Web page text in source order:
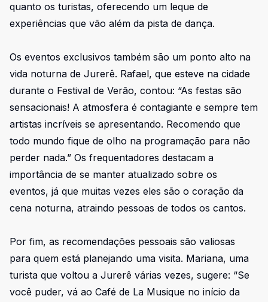
quanto os turistas, oferecendo um leque de
experiências que vão além da pista de dança.
Os eventos exclusivos também são um ponto alto na
vida noturna de Jurerê. Rafael, que esteve na cidade
durante o Festival de Verão, contou: “As festas são
sensacionais! A atmosfera é contagiante e sempre tem
artistas incríveis se apresentando. Recomendo que
todo mundo fique de olho na programação para não
perder nada.” Os frequentadores destacam a
importância de se manter atualizado sobre os
eventos, já que muitas vezes eles são o coração da
cena noturna, atraindo pessoas de todos os cantos.
Por fim, as recomendações pessoais são valiosas
para quem está planejando uma visita. Mariana, uma
turista que voltou a Jurerê várias vezes, sugere: “Se
você puder, vá ao Café de La Musique no início da